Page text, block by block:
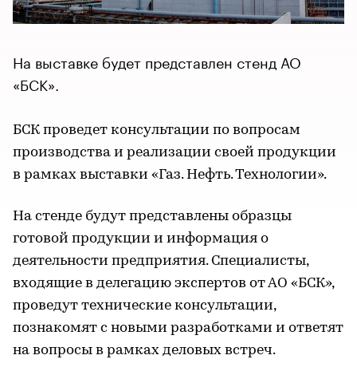
На выставке будет представлен стенд АО
«БСК».
БСК проведет консультации по вопросам
производства и реализации своей продукции
в рамках выставки «Газ. Нефть. Технологии».
На стенде будут представлены образцы
готовой продукции и информация о
деятельности предприятия. Специалисты,
входящие в делегацию экспертов от АО «БСК»,
проведут технические консультации,
познакомят с новыми разработками и ответят
на вопросы в рамках деловых встреч.